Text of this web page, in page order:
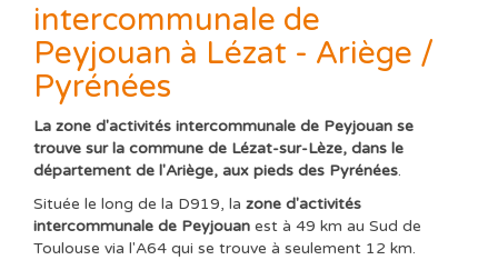
intercommunale de
Peyjouan à Lézat - Ariège /
Pyrénées
La zone d'activités intercommunale de Peyjouan se
trouve sur la commune de Lézat-sur-Lèze, dans le
département de l'Ariège, aux pieds des Pyrénées.
Située le long de la D919, la zone d'activités
intercommunale de Peyjouan est à 49 km au Sud de
Toulouse via l'A64 qui se trouve à seulement 12 km.